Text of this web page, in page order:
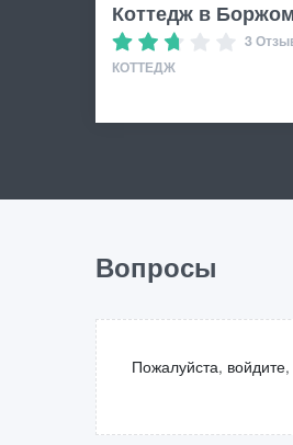
Коттедж в
3
КОТТЕДЖ
Вопросы
Пожалуйста,